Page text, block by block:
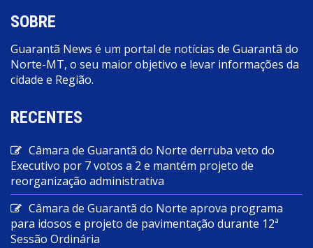
SOBRE
Guarantã News é um portal de notícias de Guarantã do
Norte-MT, o seu maior objetivo e levar informações da
cidade e Região.
RECENTES
Câmara de Guarantã do Norte derruba veto do
Executivo por 7 votos a 2 e mantém projeto de
reorganização administrativa
Câmara de Guarantã do Norte aprova programa
para idosos e projeto de pavimentação durante 12ª
Sessão Ordinária